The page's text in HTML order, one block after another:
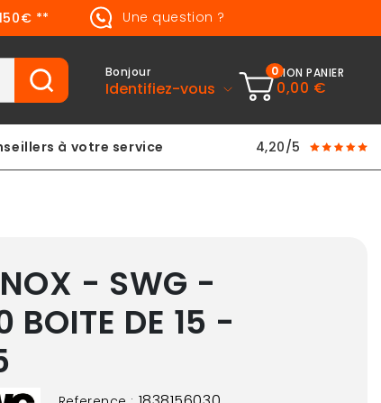
** Une question ?
Bonjour
Identifiez-vous
0MON PANIER
0,00 €
à votre service 4,20/5
- SWG -
BOITE DE 15 -